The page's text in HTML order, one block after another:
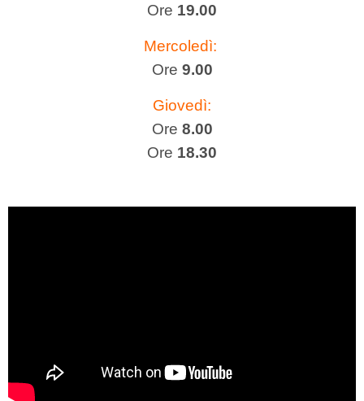
Ore 19.00
Mercoledì:
Ore 9.00
Giovedì:
Ore 8.00
Ore 18.30